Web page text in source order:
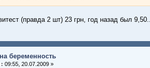
(правда 2 шт) 23 грн, год назад был 9,50...
беременность
: 09:55, 20.07.2009 »